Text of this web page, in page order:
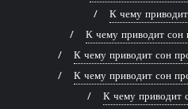
К чему
К чему приводит сон
К чему приводит сон
К чему приводит сон
К чему приводит